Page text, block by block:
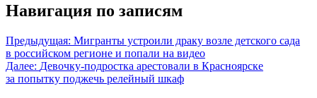
Навигация по записям
Предыдущая: Мигранты устроили драку возле детского сада
в российском регионе и попали на видео
Далее: Девочку-подростка арестовали в Красноярске
за попытку поджечь релейный шкаф